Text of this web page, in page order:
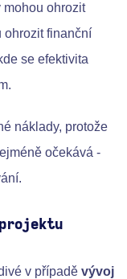
mohou ohrozit
ohrozit finanční
se efektivita
náklady, protože
očekává -
v případě vývoj